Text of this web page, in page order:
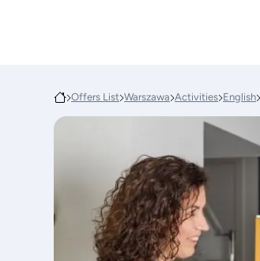
Offers List Warszawa Activities English